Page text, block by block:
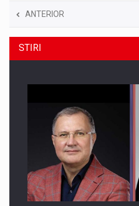
ANTERIOR
STIRI